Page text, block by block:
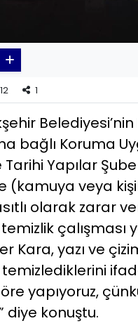
1
bağlı Koruma
Tarihi Yapılar
(kamuya veya
olarak zarar
çalışması
Kara, yazı ve
yapıyoruz,
diye konuştu.